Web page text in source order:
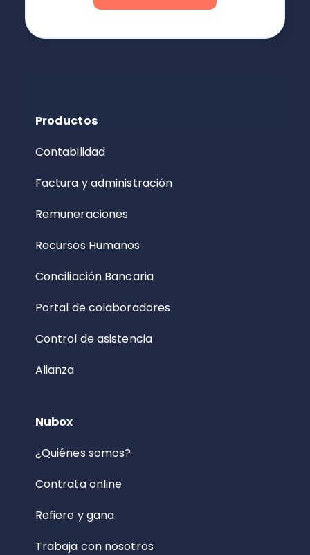
Productos
Contabilidad
Factura y administración
Remuneraciones
Recursos Humanos
Conciliación Bancaria
Portal de colaboradores
Control de asistencia
Alianza
Nubox
¿Quiénes somos?
Contrata online
Refiere y gana
Trabaja con nosotros